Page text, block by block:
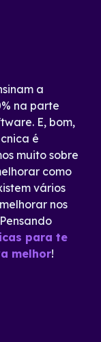
a
na parte
E, bom,
é
muito sobre
como
vários
nos
para te
melhor!